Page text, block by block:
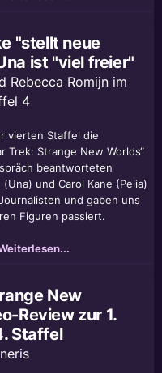
"stellt neue
ist "viel freier"
Rebecca Romijn im
4
vierten Staffel die
Trek: Strange New Worlds“
beantworteten
und Carol Kane (Pelia)
und gaben uns
Figuren passiert.
New
Review zur 1.
Staffel